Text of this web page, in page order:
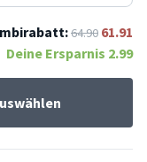
64.90 61.91
Deine Ersparnis 2.99